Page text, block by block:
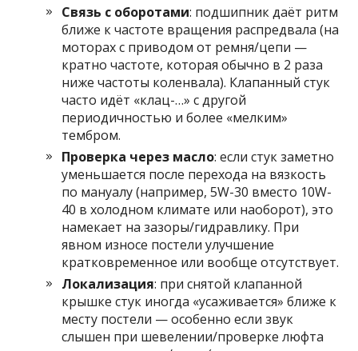
Связь с оборотами: подшипник даёт ритм
ближе к частоте вращения распредвала (на
моторах с приводом от ремня/цепи —
кратно частоте, которая обычно в 2 раза
ниже частоты коленвала). Клапанный стук
часто идёт «клац-…» с другой
периодичностью и более «мелким»
тембром.
Проверка через масло: если стук заметно
уменьшается после перехода на вязкость
по мануалу (например, 5W-30 вместо 10W-
40 в холодном климате или наоборот), это
намекает на зазоры/гидравлику. При
явном износе постели улучшение
кратковременное или вообще отсутствует.
Локализация: при снятой клапанной
крышке стук иногда «усаживается» ближе к
месту постели — особенно если звук
слышен при шевелении/проверке люфта